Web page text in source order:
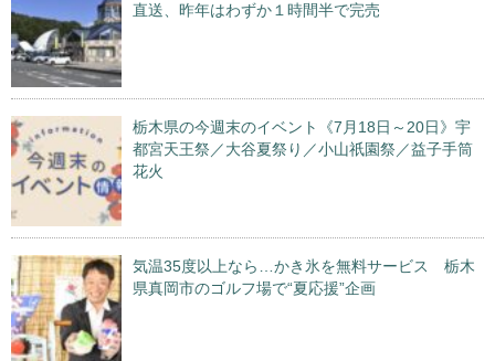
直送、昨年はわずか１時間半で完売
栃木県の今週末のイベント《7月18日～20日》宇
都宮天王祭／大谷夏祭り／小山祇園祭／益子手筒
花火
気温35度以上なら…かき氷を無料サービス 栃木
県真岡市のゴルフ場で“夏応援”企画